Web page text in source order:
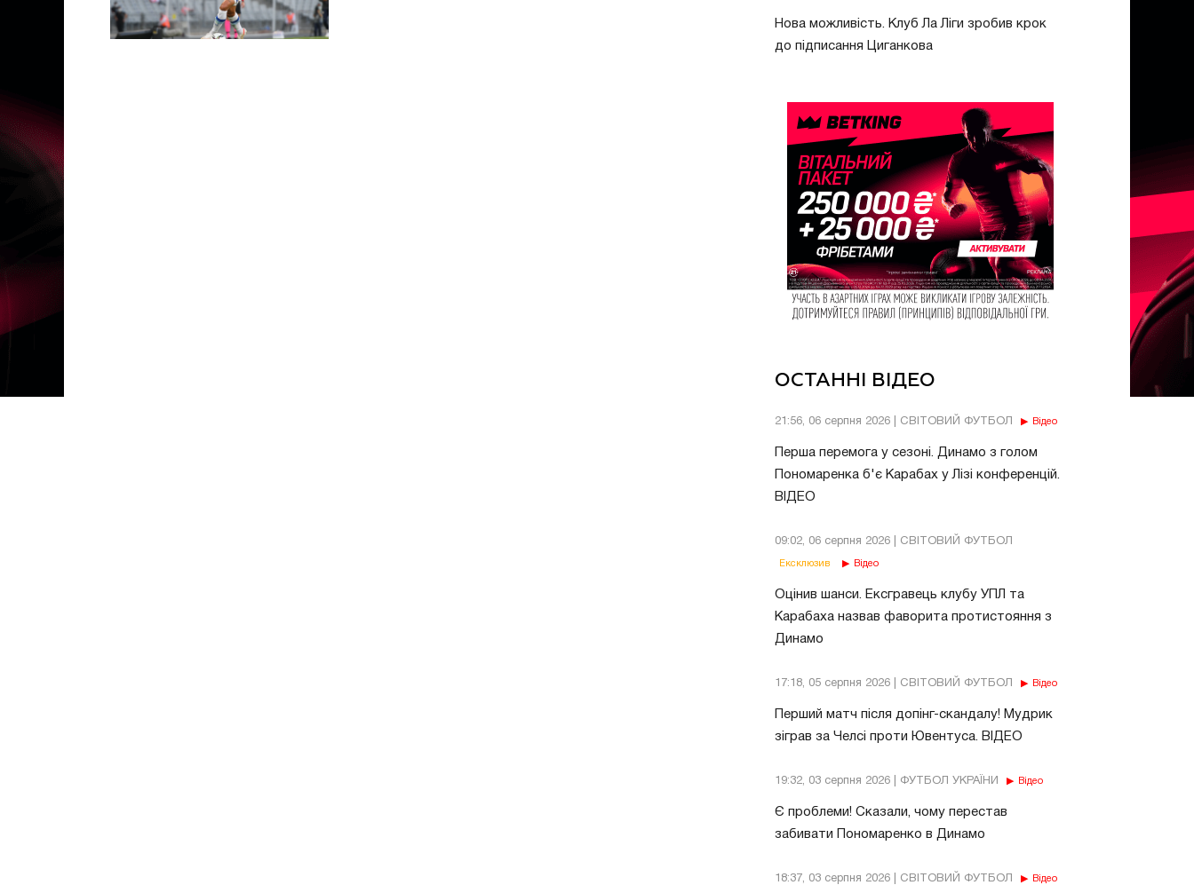
Нова можливість. Клуб Ла Ліги зробив крок
до підписання Циганкова
ОСТАННІ ВІДЕО
21:56, 06 серпня 2026 | СВІТОВИЙ ФУТБОЛ Відео
Перша перемога у сезоні. Динамо з голом
Пономаренка б'є Карабах у Лізі конференцій.
ВІДЕО
09:02, 06 серпня 2026 | СВІТОВИЙ ФУТБОЛ
Ексклюзив Відео
Оцінив шанси. Ексгравець клубу УПЛ та
Карабаха назвав фаворита протистояння з
Динамо
17:18, 05 серпня 2026 | СВІТОВИЙ ФУТБОЛ Відео
Перший матч після допінг-скандалу! Мудрик
зіграв за Челсі проти Ювентуса. ВІДЕО
19:32, 03 серпня 2026 | ФУТБОЛ УКРАЇНИ Відео
Є проблеми! Сказали, чому перестав
забивати Пономаренко в Динамо
18:37, 03 серпня 2026 | СВІТОВИЙ ФУТБОЛ Відео